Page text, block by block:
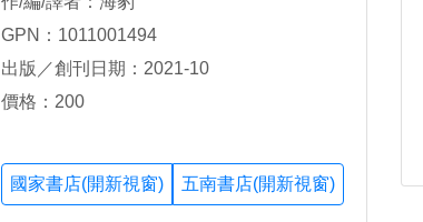
GPN：1011001494
出版／創刊日期：2021-10
價格：200
國家書店(開新視窗) 五南書店(開新視窗)